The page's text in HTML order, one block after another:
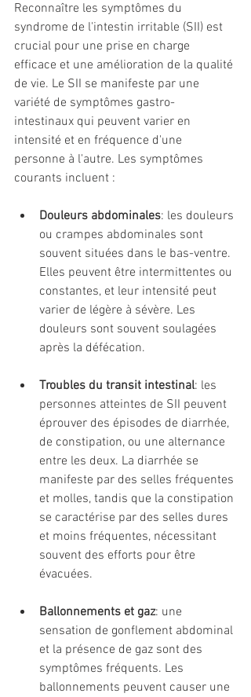
Reconnaître les symptômes du
syndrome de l'intestin irritable (SII) est
crucial pour une prise en charge
efficace et une amélioration de la qualité
de vie. Le SII se manifeste par une
variété de symptômes gastro-
intestinaux qui peuvent varier en
intensité et en fréquence d'une
personne à l'autre. Les symptômes
courants incluent :
Douleurs abdominales: les douleurs
ou crampes abdominales sont
souvent situées dans le bas-ventre.
Elles peuvent être intermittentes ou
constantes, et leur intensité peut
varier de légère à sévère. Les
douleurs sont souvent soulagées
après la défécation.
Troubles du transit intestinal: les
personnes atteintes de SII peuvent
éprouver des épisodes de diarrhée,
de constipation, ou une alternance
entre les deux. La diarrhée se
manifeste par des selles fréquentes
et molles, tandis que la constipation
se caractérise par des selles dures
et moins fréquentes, nécessitant
souvent des efforts pour être
évacuées.
Ballonnements et gaz: une
sensation de gonflement abdominal
et la présence de gaz sont des
symptômes fréquents. Les
ballonnements peuvent causer une